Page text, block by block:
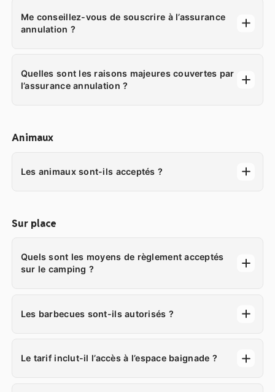
Me conseillez-vous de souscrire à l’assurance
annulation ?
Quelles sont les raisons majeures couvertes par
l’assurance annulation ?
Animaux
Les animaux sont-ils acceptés ?
Sur place
Quels sont les moyens de règlement acceptés
sur le camping ?
Les barbecues sont-ils autorisés ?
Le tarif inclut-il l’accès à l’espace baignade ?